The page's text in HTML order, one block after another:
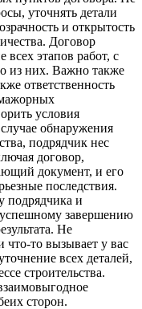
уточнять детали
и открытость
Договор
всех этапов работ, с
из них. Важно также
ответственность
условия
обнаружения
подрядчик нес
договор,
документ, и его
последствия.
подрядчика и
завершению
Не
что-то вызывает у вас
всех деталей,
строительства.
сторон.